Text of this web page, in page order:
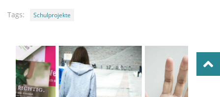
Tags: Schulprojekte